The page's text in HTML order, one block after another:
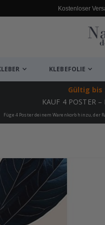
Kostenloser
KLEBEFOLIE
Gültig bis
KAUF 4 POSTER
Füge 4 Poster deinem Warenkorb hinzu, der